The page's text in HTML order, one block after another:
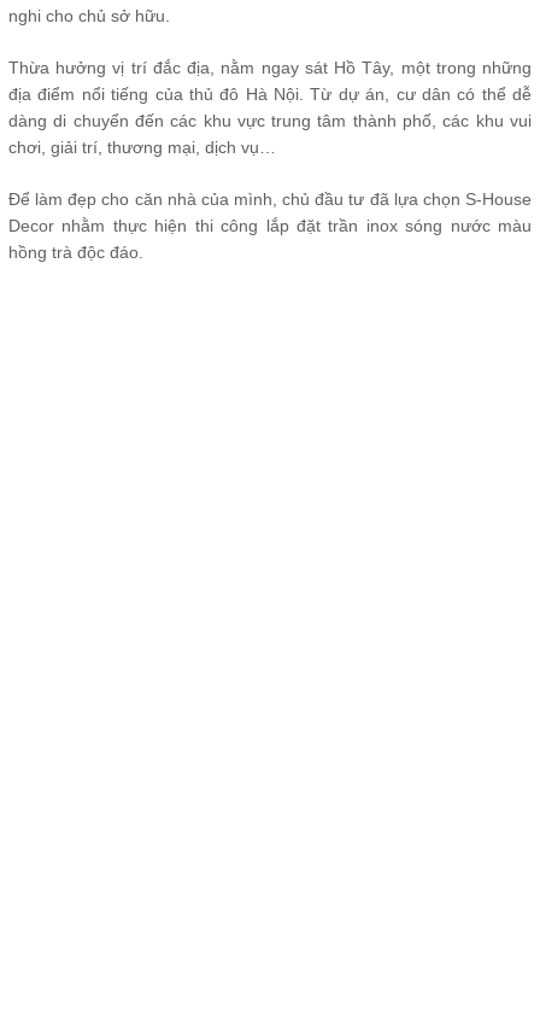
nghi cho chủ sở hữu.
Thừa hưởng vị trí đắc địa, nằm ngay sát Hồ Tây, một trong những
địa điểm nổi tiếng của thủ đô Hà Nội. Từ dự án, cư dân có thể dễ
dàng di chuyển đến các khu vực trung tâm thành phố, các khu vui
chơi, giải trí, thương mại, dịch vụ…
Để làm đẹp cho căn nhà của mình, chủ đầu tư đã lựa chọn S-House
Decor nhằm thực hiện thi công lắp đặt trần inox sóng nước màu
hồng trà độc đáo.